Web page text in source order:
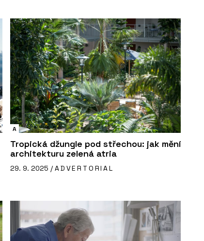
A
Tropická džungle pod střechou: jak mění
architekturu zelená atria
29. 9. 2025 / ADVERTORIAL